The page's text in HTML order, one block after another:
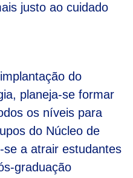
justo ao cuidado
do
planeja-se formar
os níveis para
do Núcleo de
a atrair estudantes
graduação